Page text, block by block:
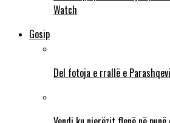
Watch
Gosip
Del fotoja e rrallë e